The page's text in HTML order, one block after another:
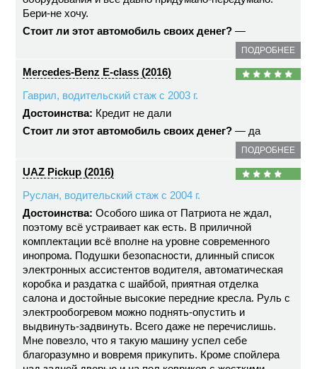
Бери-не хочу.
Стоит ли этот автомобиль своих денег? —
ПОДРОБНЕЕ
Mercedes-Benz E-class (2016)
Гаврил, водительский стаж с 2003 г.
Достоинства: Кредит не дали
Стоит ли этот автомобиль своих денег? — да
ПОДРОБНЕЕ
UAZ Pickup (2016)
Руслан, водительский стаж с 2004 г.
Достоинства: Особого шика от Патриота не ждал,
поэтому всё устраивает как есть. В приличной
комплектации всё вполне на уровне современного
инопрома. Подушки безопасности, длинный список
электронных ассистентов водителя, автоматическая
коробка и раздатка с шайбой, приятная отделка
салона и достойные высокие передние кресла. Руль с
электрообогревом можно поднять-опустить и
выдвинуть-задвинуть. Всего даже не перечислишь.
Мне повезло, что я такую машину успел себе
благоразумно и вовремя прикупить. Кроме спойлера